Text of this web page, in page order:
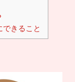
きること